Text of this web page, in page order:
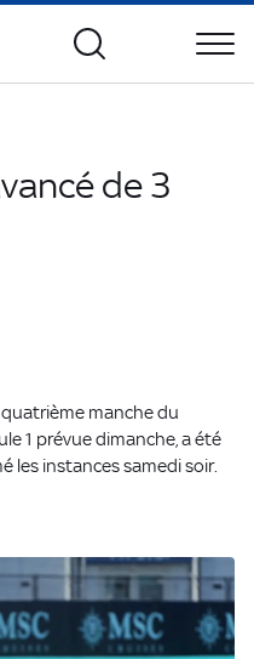
de 3
quatrième manche du
1 prévue dimanche, a été
les instances samedi soir.